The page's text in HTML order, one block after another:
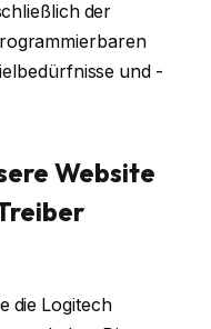
der
und -
Website
die Logitech